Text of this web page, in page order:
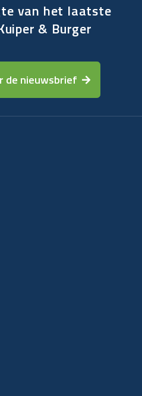
van het laatste
& Burger
de nieuwsbrief